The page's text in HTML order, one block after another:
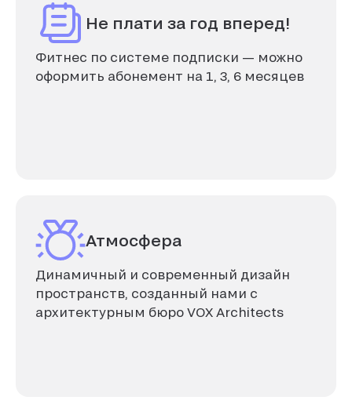
Не плати за год вперед!
Фитнес по системе подписки — можно
оформить абонемент на 1, 3, 6 месяцев
Атмосфера
Динамичный и современный дизайн
пространств, созданный нами с
архитектурным бюро VOX Architects